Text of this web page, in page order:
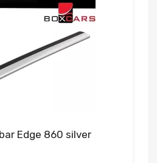
Edge 860 silver